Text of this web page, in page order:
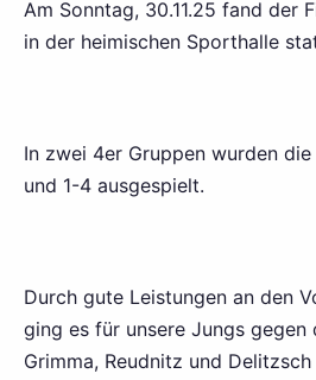
Am Sonntag, 30.11.25 fand der
in der heimischen Sporthalle
In zwei 4er Gruppen wurden
und 1-4 ausgespielt.
Durch gute Leistungen an den
ging es für unsere Jungs gegen
Grimma, Reudnitz und